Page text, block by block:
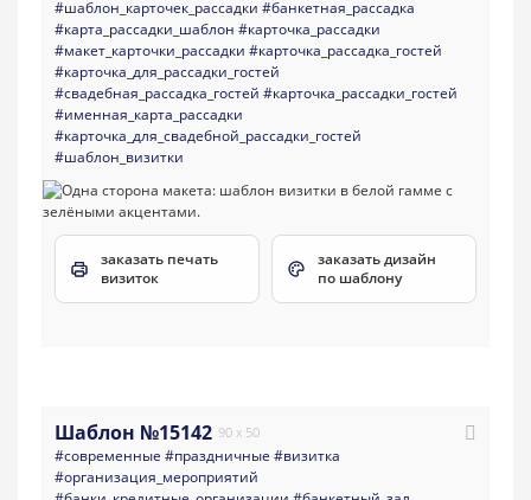
#шаблон_карточек_рассадки #банкетная_рассадка
#карта_рассадки_шаблон #карточка_рассадки
#макет_карточки_рассадки #карточка_рассадка_гостей
#карточка_для_рассадки_гостей
#свадебная_рассадка_гостей #карточка_рассадки_гостей
#именная_карта_рассадки
#карточка_для_свадебной_рассадки_гостей
#шаблон_визитки
заказать печать
визиток
заказать дизайн
по шаблону
Шаблон №15142 90 x 50
#современные #праздничные #визитка
#организация_мероприятий